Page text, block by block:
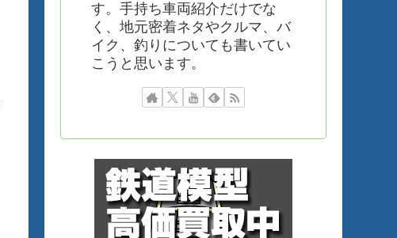
す。手持ち車両紹介だけでな
く、地元密着ネタやクルマ、バ
イク、釣りについても書いてい
こうと思います。